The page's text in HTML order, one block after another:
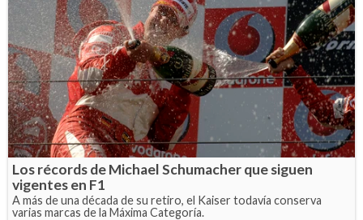
Los récords de Michael Schumacher que siguen
vigentes en F1
A más de una década de su retiro, el Kaiser todavía conserva
varias marcas de la Máxima Categoría.